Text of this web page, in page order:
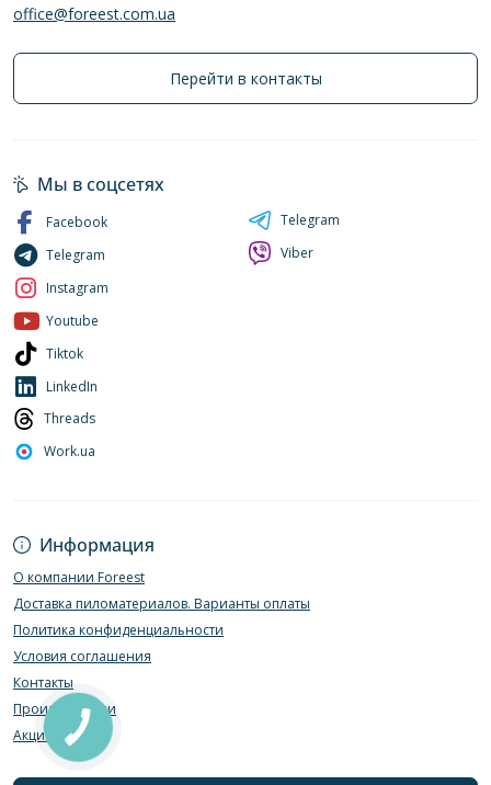
office@foreest.com.ua
Перейти в контакты
Информация
О компании Foreest
Доставка пиломатериалов. Варианты оплаты
Политика конфиденциальности
Условия соглашения
Контакты
Производители
Акции
Мы в соцсетях
Facebook
Telegram
Instagram
Youtube
Tiktok
LinkedIn
Threads
Work.ua
Telegram
Viber